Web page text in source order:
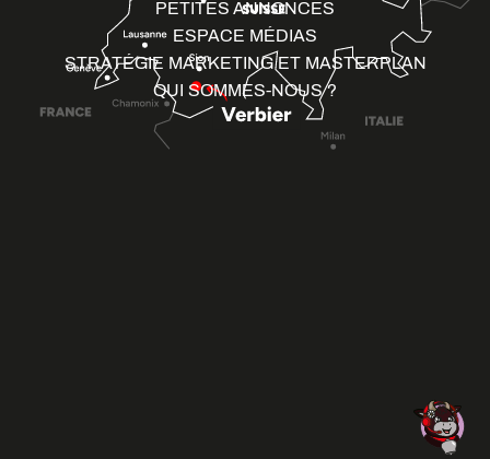
PETITES ANNONCES
ESPACE MÉDIAS
STRATÉGIE MARKETING ET MASTERPLAN
QUI SOMMES-NOUS ?